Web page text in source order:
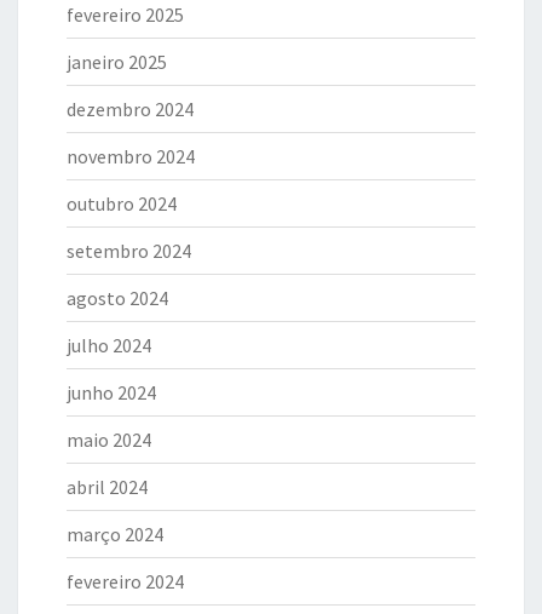
fevereiro 2025
janeiro 2025
dezembro 2024
novembro 2024
outubro 2024
setembro 2024
agosto 2024
julho 2024
junho 2024
maio 2024
abril 2024
março 2024
fevereiro 2024